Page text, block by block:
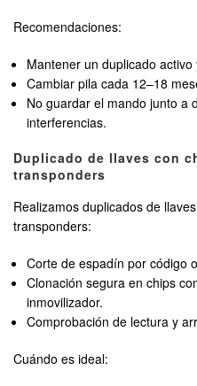
Recomendaciones:
Mantener un duplicado activo
Cambiar pila cada 12–18
No guardar el mando junto a
interferencias.
Duplicado de llaves con
transponders
Realizamos duplicados de
transponders:
Corte de espadín por código
Clonación segura en chips
inmovilizador.
Comprobación de lectura y
Cuándo es ideal: